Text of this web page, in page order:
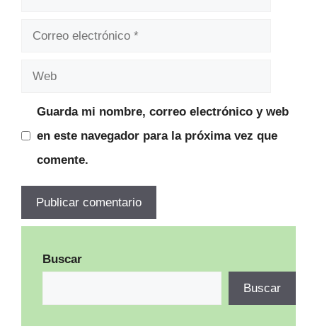
Correo
Web
Guarda mi nombre, correo electrónico y web
en este navegador para la próxima vez que
comente.
Buscar
Buscar